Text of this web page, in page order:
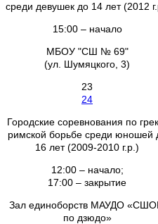
среди девушек до 14 лет (2012
15:00 – начало
МБОУ "СШ № 69"
(ул. Шумяцкого, 3)
23
24
Городские соревнования по
римской борьбе среди юношей
16 лет (2009-2010 г.р.)
12:00 – начало;
17:00 – закрытие
Зал единоборств МАУДО
по дзюдо»